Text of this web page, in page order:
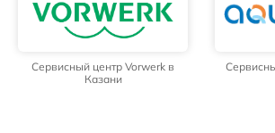
Сервисный центр Vorwerk в
Казани